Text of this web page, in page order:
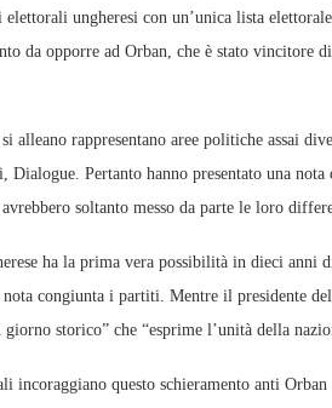
ungheresi con un’unica lista
da opporre ad Orban, che è stato vincitore
alleano rappresentano aree politiche assai
Dialogue. Pertanto hanno presentato una
soltanto messo da parte le loro
ha la prima vera possibilità in dieci anni
congiunta i partiti. Mentre il presidente
giorno storico” che “esprime l’unità della
incoraggiano questo schieramento anti